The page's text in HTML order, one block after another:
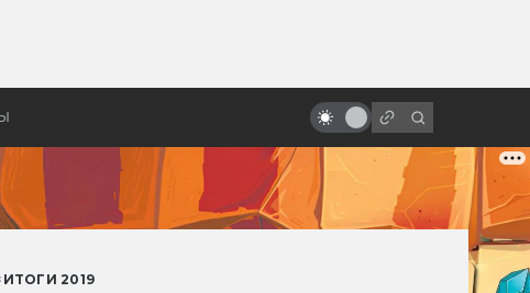
5 лучших фильмов о вампирах
ИТОГИ 2019